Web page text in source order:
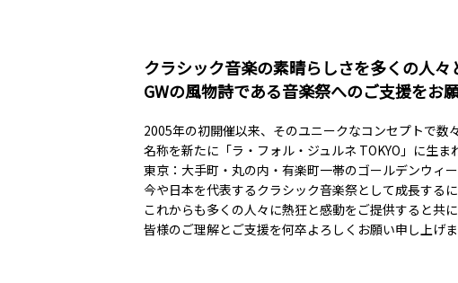
クラシック音楽の素晴らしさを多くの人々
GWの風物詩である音楽祭へのご支援をお願
2005年の初開催以来、そのユニークなコンセプトで
名称を新たに「ラ・フォル・ジュルネ TOKYO」に生ま
東京：大手町・丸の内・有楽町一帯のゴールデンウィ
今や日本を代表するクラシック音楽祭として成長するに
これからも多くの人々に熱狂と感動をご提供すると共
皆様のご理解とご支援を何卒よろしくお願い申し上げま